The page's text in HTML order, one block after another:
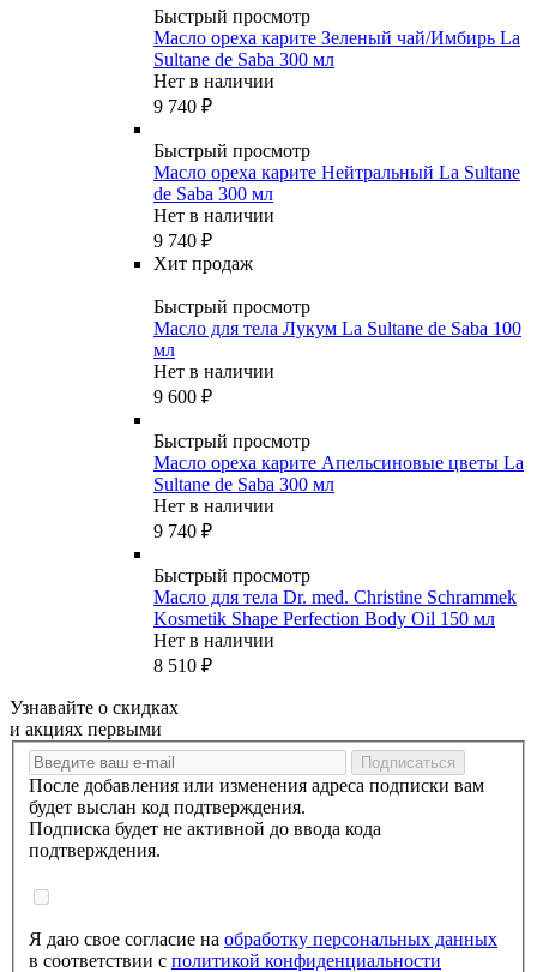
Быстрый просмотр
Масло ореха карите Зеленый чай/Имбирь La
Sultane de Saba 300 мл
Нет в наличии
9 740 ₽
Быстрый просмотр
Масло ореха карите Нейтральный La Sultane
de Saba 300 мл
Нет в наличии
9 740 ₽
Хит продаж
Быстрый просмотр
Масло для тела Лукум La Sultane de Saba 100
мл
Нет в наличии
9 600 ₽
Быстрый просмотр
Масло ореха карите Апельсиновые цветы La
Sultane de Saba 300 мл
Нет в наличии
9 740 ₽
Быстрый просмотр
Масло для тела Dr. med. Christine Schrammek
Kosmetik Shape Perfection Body Oil 150 мл
Нет в наличии
8 510 ₽
Узнавайте о скидках
и акциях первыми
После добавления или изменения адреса подписки вам
будет выслан код подтверждения.
Подписка будет не активной до ввода кода
подтверждения.
Я даю свое согласие на обработку персональных данных
в соответствии с политикой конфиденциальности